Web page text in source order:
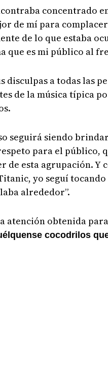
concentrado
de mí para
de lo que estaba
que es mi público al
a todas las
de la música típica
seguirá siendo
para el público,
de esta agrupación.
yo seguí
alrededor”.
atención obtenida
cocodrilos